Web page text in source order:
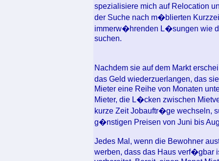
spezialisiere mich auf Relocation
der Suche nach m�blierten
immerw�hrenden L�sungen wie
suchen.
Nachdem sie auf dem Markt
das Geld wiederzuerlangen, das
Mieter eine Reihe von Monaten
Mieter, die L�cken zwischen
kurze Zeit Jobauftr�ge wechseln,
g�nstigen Preisen von Juni bis
Jedes Mal, wenn die Bewohner
werben, dass das Haus verf�gbar